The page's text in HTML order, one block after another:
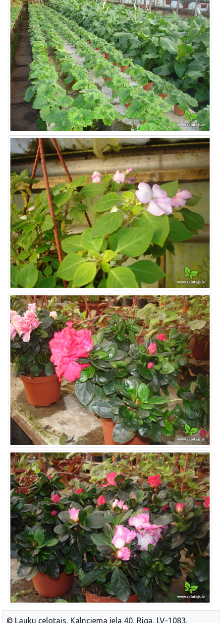
© Lauku celotajs, Kalnciema iela 40, Riga, LV-1083,